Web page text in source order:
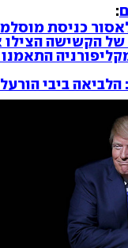
:
כניסת
הלביאה ביבי